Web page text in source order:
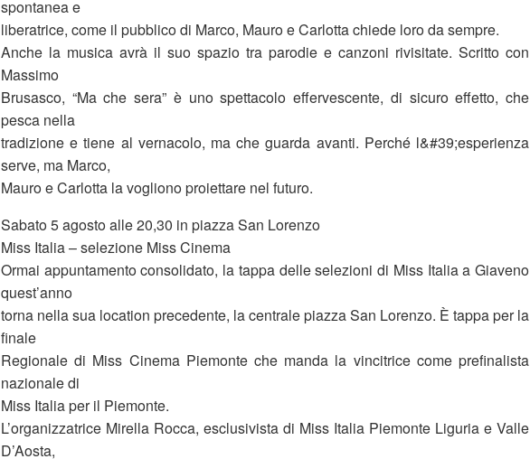
spontanea e
liberatrice, come il pubblico di Marco, Mauro e Carlotta chiede loro da sempre.
Anche la musica avrà il suo spazio tra parodie e canzoni rivisitate. Scritto con
Massimo
Brusasco, “Ma che sera” è uno spettacolo effervescente, di sicuro effetto, che
pesca nella
tradizione e tiene al vernacolo, ma che guarda avanti. Perché l&#39;esperienza
serve, ma Marco,
Mauro e Carlotta la vogliono proiettare nel futuro.
Sabato 5 agosto alle 20,30 in piazza San Lorenzo
Miss Italia – selezione Miss Cinema
Ormai appuntamento consolidato, la tappa delle selezioni di Miss Italia a Giaveno
quest’anno
torna nella sua location precedente, la centrale piazza San Lorenzo. È tappa per la
finale
Regionale di Miss Cinema Piemonte che manda la vincitrice come prefinalista
nazionale di
Miss Italia per il Piemonte.
L’organizzatrice Mirella Rocca, esclusivista di Miss Italia Piemonte Liguria e Valle
D’Aosta,